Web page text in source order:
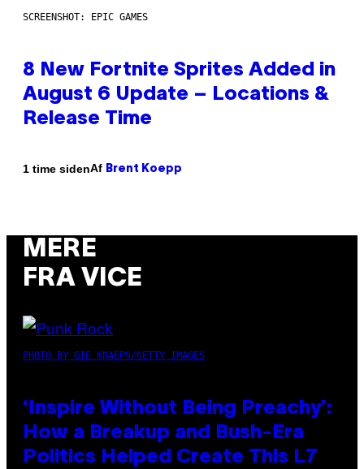
SCREENSHOT: EPIC GAMES
8 New Fortnite Sprites Added in
August 6 Update – Locations &
Release Time
1 time sidenAf Brent Koepp
MERE
FRA VICE
PHOTO BY GIE KNAEPS/GETTY IMAGES
‘Inspire Without Being Preachy’:
How a Breakup and Bush-Era
Politics Helped Create This L7